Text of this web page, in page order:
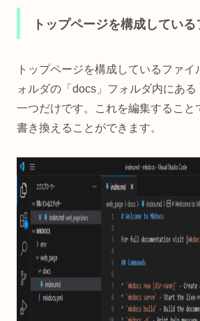
トップページを構成してい
トップページを構成しているファイ
ォルダの「docs」フォルダ内にあ
一つだけです。これを編集すること
書き換えることができます。